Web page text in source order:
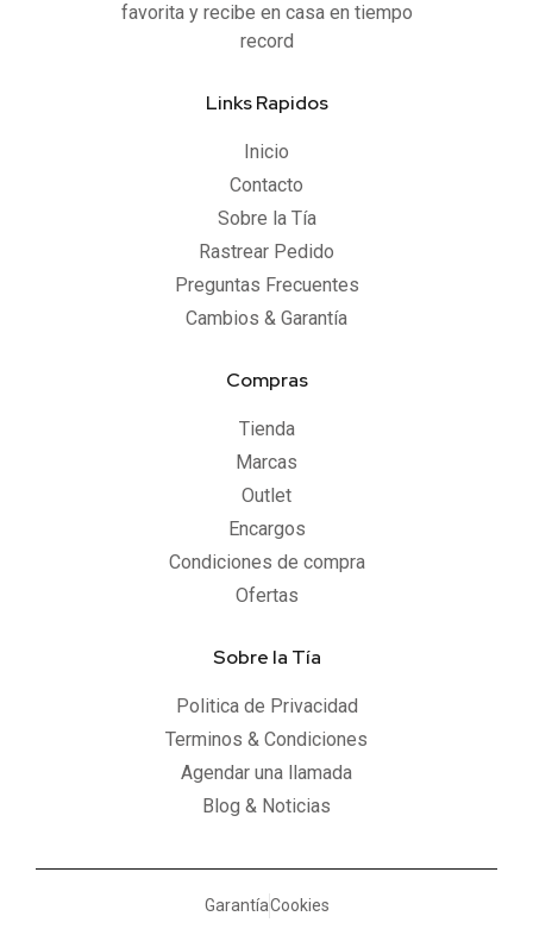
favorita y recibe en casa en tiempo
record
Links Rapidos
Inicio
Contacto
Sobre la Tía
Rastrear Pedido
Preguntas Frecuentes
Cambios & Garantía
Compras
Tienda
Marcas
Outlet
Encargos
Condiciones de compra
Ofertas
Sobre la Tía
Politica de Privacidad
Terminos & Condiciones
Agendar una llamada
Blog & Noticias
GarantíaCookies